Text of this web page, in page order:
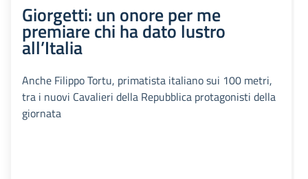
Giorgetti: un onore per me
premiare chi ha dato lustro
all’Italia
Anche Filippo Tortu, primatista italiano sui 100 metri,
tra i nuovi Cavalieri della Repubblica protagonisti della
giornata